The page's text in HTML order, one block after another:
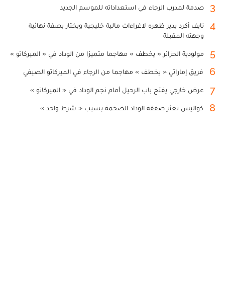
3 صدمة لمدرب الرجاء في استعداداته للموسم الجديد
4
نايف أكرد يدير ظهره لاغراءات مالية خليجية ويختار بصفة نهائية
وجهته المقبلة
5 مولودية الجزائر « يخطف » مهاجما متميزا من الوداد في « الميركاتو »
6 فريق إماراتي « يخطف » مهاجما من الرجاء في الميركاتو الصيفي
7 عرض خارجي يفتح باب الرحيل أمام نجم الوداد في « الميركاتو »
8 كواليس تعثر صفقة الوداد الضخمة بسبب « شرط واحد »